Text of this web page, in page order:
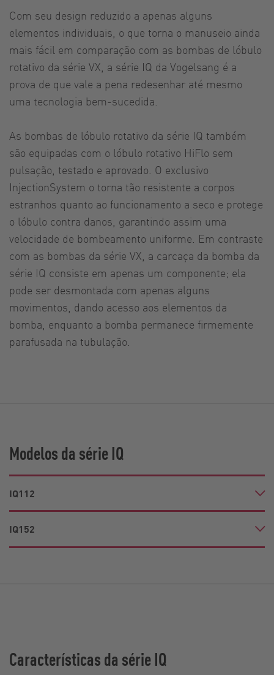
Com seu design reduzido a apenas alguns
elementos individuais, o que torna o manuseio ainda
mais fácil em comparação com as bombas de lóbulo
rotativo da série VX, a série IQ da Vogelsang é a
prova de que vale a pena redesenhar até mesmo
uma tecnologia bem-sucedida.
As bombas de lóbulo rotativo da série IQ também
são equipadas com o lóbulo rotativo HiFlo sem
pulsação, testado e aprovado. O exclusivo
InjectionSystem o torna tão resistente a corpos
estranhos quanto ao funcionamento a seco e protege
o lóbulo contra danos, garantindo assim uma
velocidade de bombeamento uniforme. Em contraste
com as bombas da série VX, a carcaça da bomba da
série IQ consiste em apenas um componente; ela
pode ser desmontada com apenas alguns
movimentos, dando acesso aos elementos da
bomba, enquanto a bomba permanece firmemente
parafusada na tubulação.
Modelos da série IQ
IQ112
IQ152
Características da série IQ